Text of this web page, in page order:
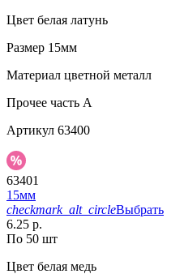
Цвет белая латунь
Размер 15мм
Материал цветной металл
Прочее часть A
Артикул 63400
63401
15мм
checkmark_alt_circleВыбрать
6.25 р.
По 50 шт
Цвет белая медь